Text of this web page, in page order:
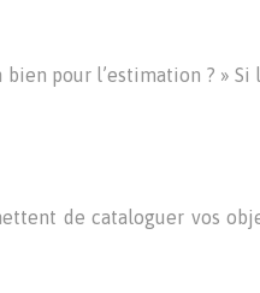
pour l’estimation ? » Si
de cataloguer vos